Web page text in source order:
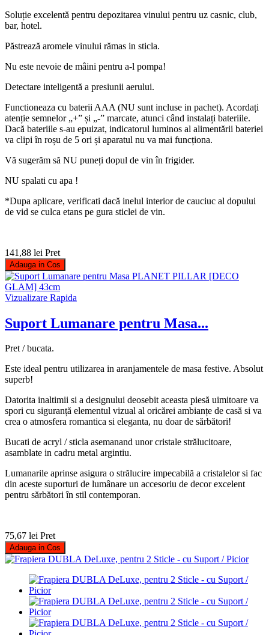
Soluție excelentă pentru depozitarea vinului pentru uz casnic, club,
bar, hotel.
Păstrează aromele vinului rămas in sticla.
Nu este nevoie de mâini pentru a-l pompa!
Detectare inteligentă a presiunii aerului.
Functioneaza cu baterii AAA (NU sunt incluse in pachet). Acordați
atenție semnelor „+” și „-” marcate, atunci când instalați bateriile.
Dacă bateriile s-au epuizat, indicatorul luminos al alimentării bateriei
va clipi în roșu de 5 ori și aparatul nu va mai funcționa.
Vă sugerăm să NU puneți dopul de vin în frigider.
NU spalati cu apa !
*Dupa aplicare, verificati dacă inelul interior de cauciuc al dopului
de vid se culca etans pe gura sticlei de vin.
141,88 lei Pret
Adauga in Cos
Vizualizare Rapida
Suport Lumanare pentru Masa...
Pret / bucata.
Este ideal pentru utilizarea in aranjamentele de masa festive. Absolut
superb!
Datorita inaltimii si a designului deosebit aceasta piesă uimitoare va
spori cu siguranță elementul vizual al oricărei ambianțe de casă si va
crea o atmosfera romantica si eleganta, nu doar de sărbători!
Bucati de acryl / sticla asemanand unor cristale strălucitoare,
asamblate in cadru metal argintiu.
Lumanarile aprinse asigura o strălucire impecabilă a cristalelor si fac
din aceste suporturi de lumânare un accesoriu de decor excelent
pentru sărbători în stil contemporan.
75,67 lei Pret
Adauga in Cos